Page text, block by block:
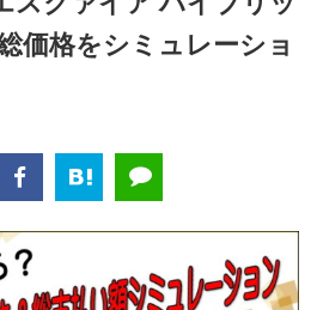
価格をシミュレーショ